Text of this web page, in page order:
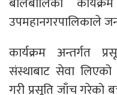
उपमहानगरपालिकाले
कार्यक्रम अन्तर्गत
संस्थाबाट सेवा
गरी प्रसूति जाँच गरेको